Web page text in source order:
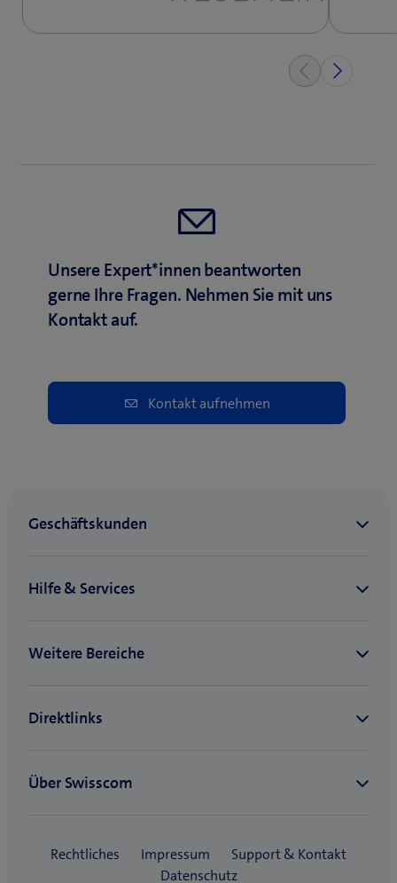
Unsere Expert*innen beantworten
gerne Ihre Fragen. Nehmen Sie mit uns
Kontakt auf.
Kontakt aufnehmen